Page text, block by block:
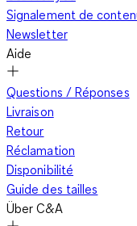
Des accessoires
Si tu veux ajouter des
les accessoires lilas
chaussures en passant
polyvalents et ajoutent
lilas est un accessoire
couleur à n'importe
Signalement de
Newsletter
Aide
Questions / Réponses
Livraison
Retour
Réclamation
Disponibilité
Guide des tailles
Über C&A